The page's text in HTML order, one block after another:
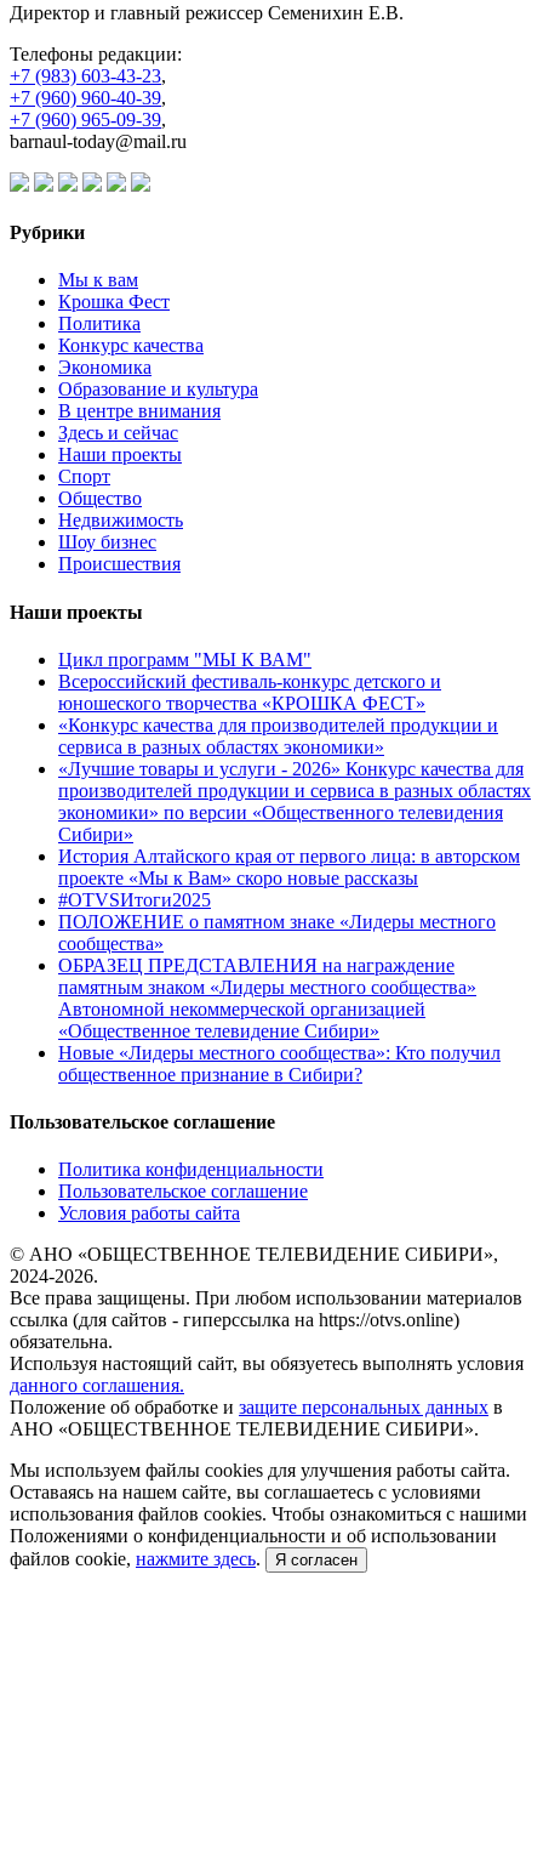
Директор и главный режиссер Семенихин Е.В.
Телефоны редакции:
+7 (983) 603-43-23,
+7 (960) 960-40-39,
+7 (960) 965-09-39,
barnaul-today@mail.ru
Рубрики
Мы к вам
Крошка Фест
Политика
Конкурс качества
Экономика
Образование и культура
В центре внимания
Здесь и сейчас
Наши проекты
Спорт
Общество
Недвижимость
Шоу бизнес
Происшествия
Наши проекты
Цикл программ "МЫ К ВАМ"
Всероссийский фестиваль-конкурс детского и
юношеского творчества «КРОШКА ФЕСТ»
«Конкурс качества для производителей продукции и
сервиса в разных областях экономики»
«Лучшие товары и услуги - 2026» Конкурс качества для
производителей продукции и сервиса в разных областях
экономики» по версии «Общественного телевидения
Сибири»
История Алтайского края от первого лица: в авторском
проекте «Мы к Вам» скоро новые рассказы
#OTVSИтоги2025
ПОЛОЖЕНИЕ о памятном знаке «Лидеры местного
сообщества»
ОБРАЗЕЦ ПРЕДСТАВЛЕНИЯ на награждение
памятным знаком «Лидеры местного сообщества»
Автономной некоммерческой организацией
«Общественное телевидение Сибири»
Новые «Лидеры местного сообщества»: Кто получил
общественное признание в Сибири?
Пользовательское соглашение
Политика конфиденциальности
Пользовательское соглашение
Условия работы сайта
© АНО «ОБЩЕСТВЕННОЕ ТЕЛЕВИДЕНИЕ СИБИРИ»,
2024-2026.
Все права защищены. При любом использовании материалов
ссылка (для сайтов - гиперссылка на https://otvs.online)
обязательна.
Используя настоящий сайт, вы обязуетесь выполнять условия
данного соглашения.
Положение об обработке и защите персональных данных в
АНО «ОБЩЕСТВЕННОЕ ТЕЛЕВИДЕНИЕ СИБИРИ».
Мы используем файлы cookies для улучшения работы сайта.
Оставаясь на нашем сайте, вы соглашаетесь с условиями
использования файлов cookies. Чтобы ознакомиться с нашими
Положениями о конфиденциальности и об использовании
файлов cookie, нажмите здесь. Я согласен